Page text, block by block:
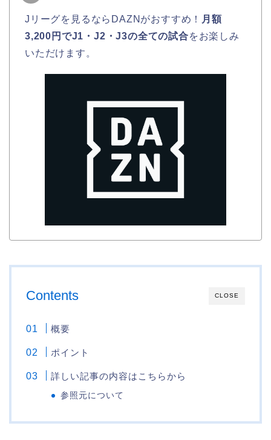
Jリーグを見るならDAZNがおすすめ！
月額
3,200円でJ1・J2・J3の全ての試合をお楽しみ
いただけます。
CLOSE
Contents
概要
ポイント
詳しい記事の内容はこちらから
参照元について